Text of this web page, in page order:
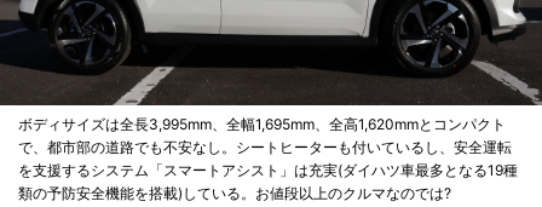
ボディサイズは全長3,995mm、全幅1,695mm、全高1,620mmとコンパクト
で、都市部の道路でも不安なし。シートヒーターも付いているし、安全運転
を支援するシステム「スマートアシスト」は充実(ダイハツ車最多となる19種
類の予防安全機能を搭載)している。お値段以上のクルマなのでは?